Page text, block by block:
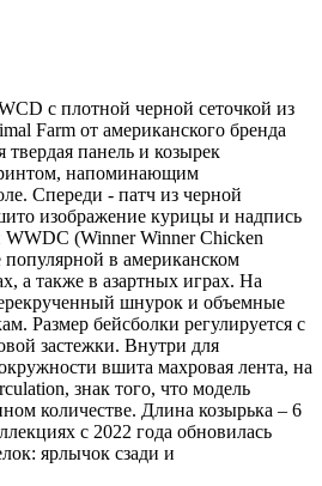
с плотной черной сеточкой из
Farm от американского бренда
панель и козырек
напоминающим
Спереди - патч из черной
изображение курицы и надпись
(Winner Winner Chicken
в американском
а также в азартных играх. На
шнурок и объемные
Размер бейсболки регулируется с
застежки. Внутри для
вшита махровая лента, на
знак того, что модель
количестве. Длина козырька – 6
с 2022 года обновилась
ярлычок сзади и